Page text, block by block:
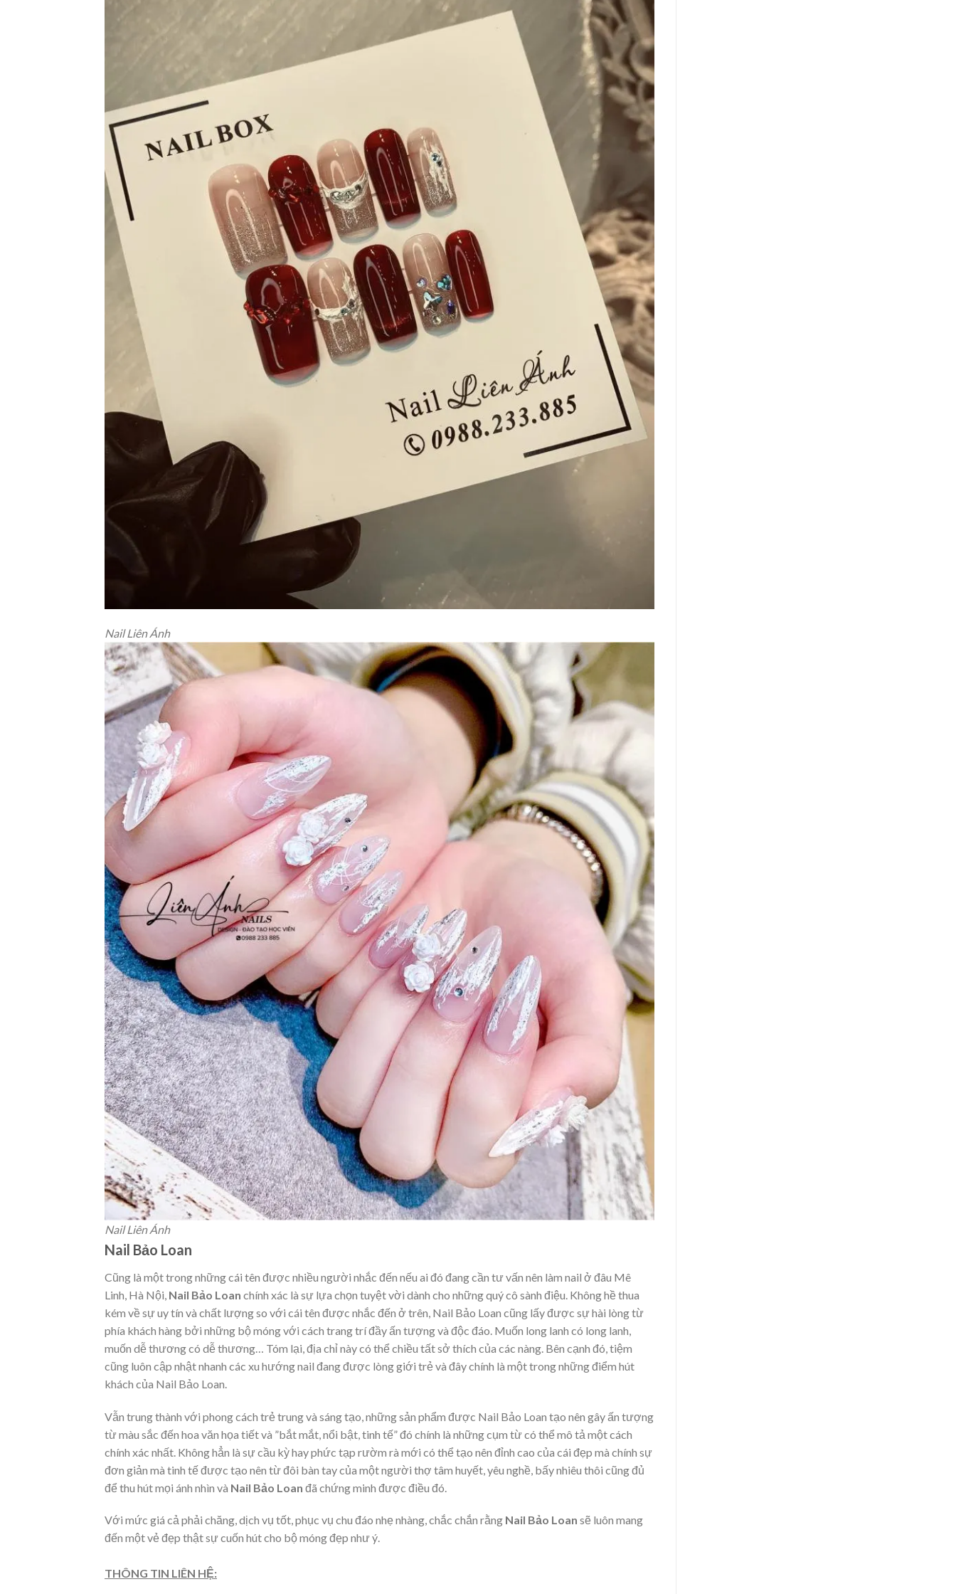
Nail Liên Ánh‎
Nail Liên Ánh‎
Nail Bảo Loan
Cũng là một trong những cái tên được nhiều người nhắc đến nếu ai đó đang cần tư vấn nên làm nail ở đâu Mê
Linh, Hà Nội, Nail Bảo Loan chính xác là sự lựa chọn tuyệt vời dành cho những quý cô sành điệu. Không hề thua
kém về sự uy tín và chất lượng so với cái tên được nhắc đến ở trên, Nail Bảo Loan cũng lấy được sự hài lòng từ
phía khách hàng bởi những bộ móng với cách trang trí đầy ấn tượng và độc đáo. Muốn long lanh có long lanh,
muốn dễ thương có dễ thương… Tóm lại, địa chỉ này có thể chiều tất sở thích của các nàng. Bên cạnh đó, tiệm
cũng luôn cập nhật nhanh các xu hướng nail đang được lòng giới trẻ và đây chính là một trong những điểm hút
khách của Nail Bảo Loan.
Vẫn trung thành với phong cách trẻ trung và sáng tạo, những sản phẩm được Nail Bảo Loan tạo nên gây ấn tượng
từ màu sắc đến hoa văn họa tiết và ”bắt mắt, nổi bật, tinh tế” đó chính là những cụm từ có thể mô tả một cách
chính xác nhất. Không hẳn là sự cầu kỳ hay phức tạp rườm rà mới có thể tạo nên đỉnh cao của cái đẹp mà chính sự
đơn giản mà tinh tế được tạo nên từ đôi bàn tay của một người thợ tâm huyết, yêu nghề, bấy nhiêu thôi cũng đủ
để thu hút mọi ánh nhìn và Nail Bảo Loan đã chứng minh được điều đó.
Với mức giá cả phải chăng, dịch vụ tốt, phục vụ chu đáo nhẹ nhàng, chắc chắn rằng Nail Bảo Loan sẽ luôn mang
đến một vẻ đẹp thật sự cuốn hút cho bộ móng đẹp như ý.
THÔNG TIN LIÊN HỆ: